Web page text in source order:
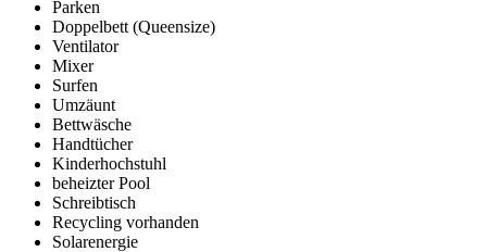
Parken
Doppelbett (Queensize)
Ventilator
Mixer
Surfen
Umzäunt
Bettwäsche
Handtücher
Kinderhochstuhl
beheizter Pool
Schreibtisch
Recycling vorhanden
Solarenergie